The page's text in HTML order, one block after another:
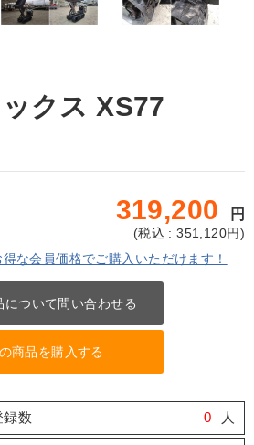
クス XS77
319,200 円
(税込 : 351,120円)
な会員価格でご購入いただけます！
について問い合わせる
商品を購入する
録数 0 人